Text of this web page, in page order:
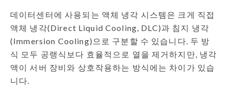
데이터센터에 사용되는 액체 냉각 시스템은 크게 직접
액체 냉각(Direct Liquid Cooling, DLC)과 침지 냉각
(Immersion Cooling)으로 구분할 수 있습니다. 두 방
식 모두 공랭식보다 효율적으로 열을 제거하지만, 냉각
액이 서버 장비와 상호작용하는 방식에는 차이가 있습
니다.